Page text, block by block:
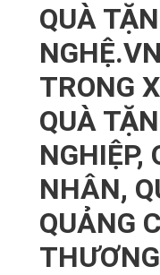
QUÀ
TRONG
QUÀ
NGHIỆP,
NHÂN,
QUẢNG